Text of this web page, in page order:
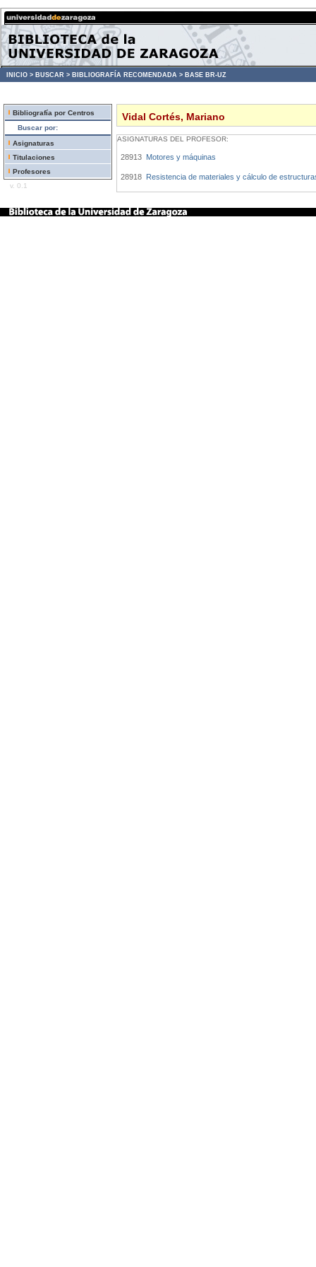
INICIO > BUSCAR > BIBLIOGRAFÍA RECOMENDADA > BASE BR-UZ
Bibliografía por Centros
Buscar por:
Asignaturas
Titulaciones
Profesores
v. 0.1
Vidal Cortés, Mariano
ASIGNATURAS DEL PROFESOR:
28913 Motores y máquinas
28918 Resistencia de materiales y cálculo de